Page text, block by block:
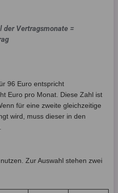
der Vertragsmonate =
96 Euro entspricht
Euro pro Monat. Diese Zahl ist
für eine zweite gleichzeitige
wird, muss dieser in den
Zur Auswahl stehen zwei